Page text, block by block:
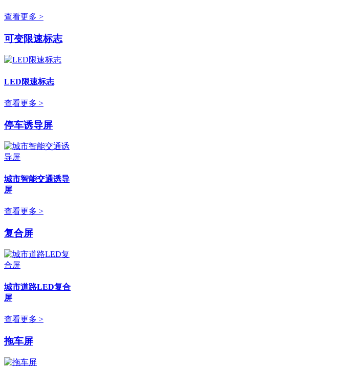
查看更多 >
可变限速标志
LED限速标志
查看更多 >
停车诱导屏
城市智能交通诱导
屏
查看更多 >
复合屏
城市道路LED复合
屏
查看更多 >
拖车屏